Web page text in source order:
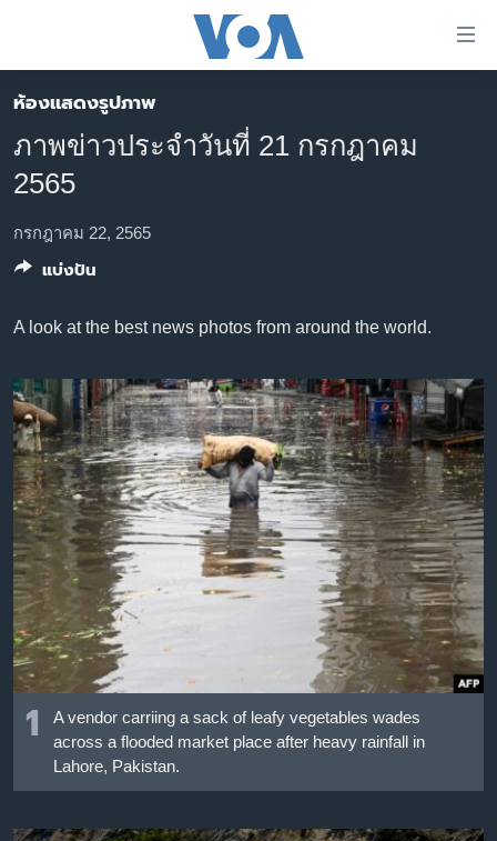
ต่อ
ไป
เนื้อหา
ข้าม
ไป
หลัก
ไป
การ
ค้นหา
หน้าหลัก
โลก
เอเชีย
สหรัฐฯ
ไทย
ธุรกิจ
สังคมและสุขภาพ
ไลฟ์สไตล์
ตรวจสอบข่าว
เรียนรู้ภาษาอังกฤษ
พอดคาสต์
ติดตามเรา
เลือกภาษา
ห้องแสดงรูปภาพ
ภาพข่าวประจำวันที่ 21 กรกฎาคม
2565
กรกฎาคม 22, 2565
A look at the best news photos from around the world.
1
A vendor carriing a sack of leafy vegetables wades
across a flooded market place after heavy rainfall in
Lahore, Pakistan.
แบ่งปัน